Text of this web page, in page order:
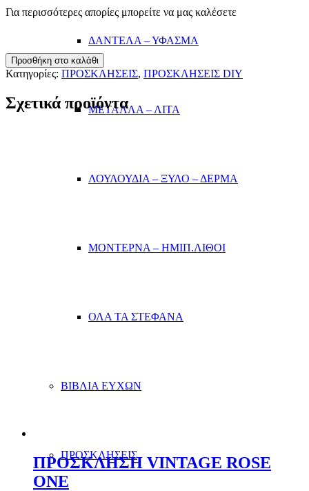
ΔΑΝΤΕΛΑ – ΥΦΑΣΜΑ
ΜΕΤΑΛΛΑ – ΛΙΤΑ
ΛΟΥΛΟΥΔΙΑ – ΞΥΛΟ – ΔΕΡΜΑ
ΜΟΝΤΕΡΝΑ – ΗΜΙΠ.ΛΙΘΟΙ
ΟΛΑ ΤΑ ΣΤΕΦΑΝΑ
ΒΙΒΛΙΑ ΕΥΧΩΝ
ΠΡΟΣΚΛΗΣΕΙΣ
Για περισσότερες απορίες μπορείτε να μας καλέσετε
ΠΡΟΣΚΛΗΣΗ
RETRO
GREEN
ποσότητα
Προσθήκη στο καλάθι
Κατηγορίες: ΠΡΟΣΚΛΗΣΕΙΣ, ΠΡΟΣΚΛΗΣΕΙΣ DIY
Σχετικά προϊόντα
ΠΡΟΣΚΛΗΣΗ VINTAGE ROSE
ONE